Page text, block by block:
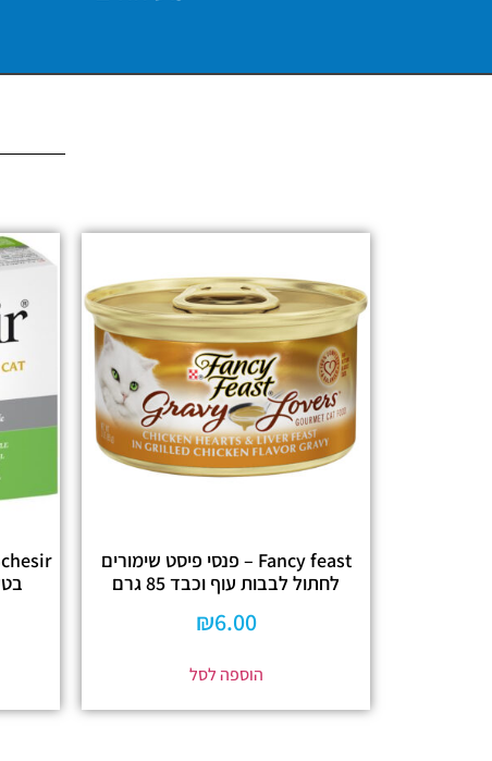
Fancy feast – פנסי פיסט שימורים
לחתול לבבות עוף וכבד 85 גרם
₪6.00
הוספה לסל